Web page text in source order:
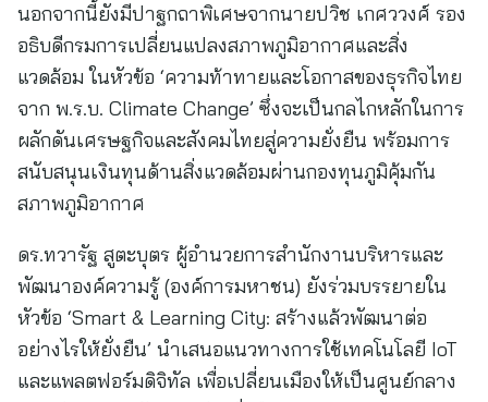
นอกจากนี้ยังมีปาฐกถาพิเศษจากนายปวิช เกศววงศ์ รอง
อธิบดีกรมการเปลี่ยนแปลงสภาพภูมิอากาศและสิ่ง
แวดล้อม ในหัวข้อ ‘ความท้าทายและโอกาสของธุรกิจไทย
จาก พ.ร.บ. Climate Change’ ซึ่งจะเป็นกลไกหลักในการ
ผลักดันเศรษฐกิจและสังคมไทยสู่ความยั่งยืน พร้อมการ
สนับสนุนเงินทุนด้านสิ่งแวดล้อมผ่านกองทุนภูมิคุ้มกัน
สภาพภูมิอากาศ
ดร.ทวารัฐ สูตะบุตร ผู้อำนวยการสำนักงานบริหารและ
พัฒนาองค์ความรู้ (องค์การมหาชน) ยังร่วมบรรยายใน
หัวข้อ ‘Smart & Learning City: สร้างแล้วพัฒนาต่อ
อย่างไรให้ยั่งยืน’ นำเสนอแนวทางการใช้เทคโนโลยี IoT
และแพลตฟอร์มดิจิทัล เพื่อเปลี่ยนเมืองให้เป็นศูนย์กลาง